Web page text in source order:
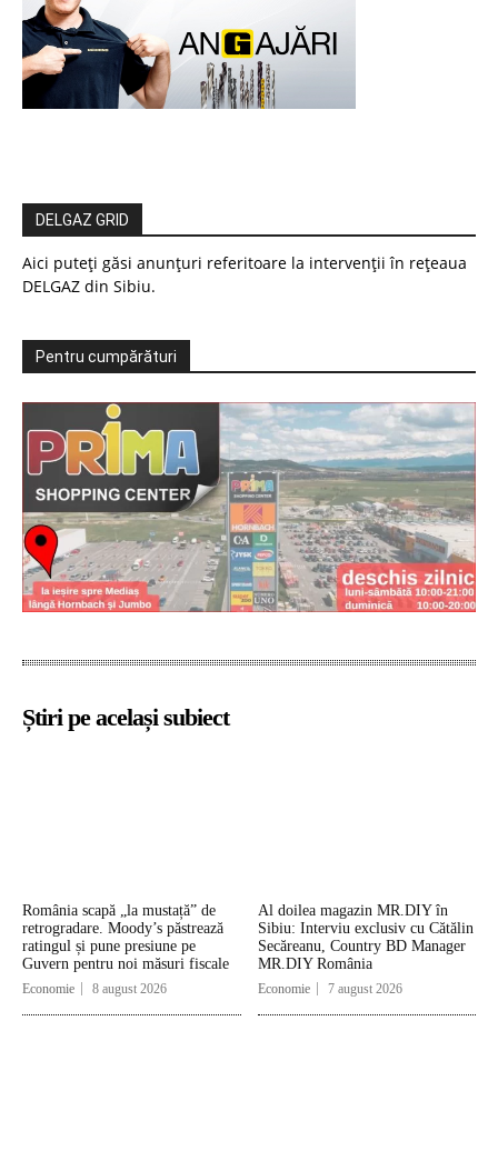
DELGAZ GRID
Aici puteți găsi anunțuri referitoare la intervenții în rețeaua
DELGAZ din Sibiu.
Pentru cumpărături
Știri pe același subiect
România scapă „la mustață” de
retrogradare. Moody’s păstrează
ratingul și pune presiune pe
Guvern pentru noi măsuri fiscale
Economie 8 august 2026
Al doilea magazin MR.DIY în
Sibiu: Interviu exclusiv cu Cătălin
Secăreanu, Country BD Manager
MR.DIY România
Economie 7 august 2026